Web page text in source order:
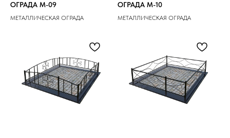
ОГРАДА M-09
МЕТАЛЛИЧЕСКАЯ ОГРАДА
ОГРАДА M-10
МЕТАЛЛИЧЕСКАЯ ОГРАДА